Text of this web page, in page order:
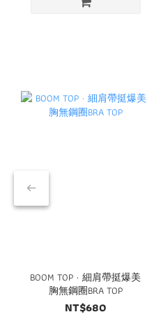
BOOM TOP · 細肩帶挺爆美
胸無鋼圈BRA TOP
NT$680